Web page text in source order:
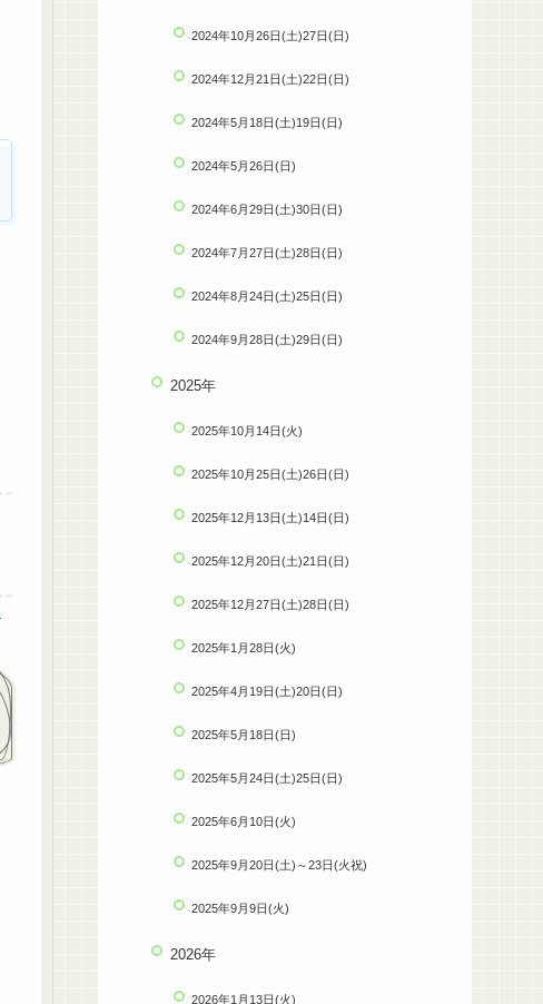
2024年10月26日(土)27日(日)
2024年12月21日(土)22日(日)
2024年5月18日(土)19日(日)
2024年5月26日(日)
2024年6月29日(土)30日(日)
2024年7月27日(土)28日(日)
2024年8月24日(土)25日(日)
2024年9月28日(土)29日(日)
2025年
2025年10月14日(火)
2025年10月25日(土)26日(日)
2025年12月13日(土)14日(日)
2025年12月20日(土)21日(日)
2025年12月27日(土)28日(日)
2025年1月28日(火)
2025年4月19日(土)20日(日)
2025年5月18日(日)
2025年5月24日(土)25日(日)
2025年6月10日(火)
2025年9月20日(土)～23日(火祝)
2025年9月9日(火)
2026年
2026年1月13日(火)